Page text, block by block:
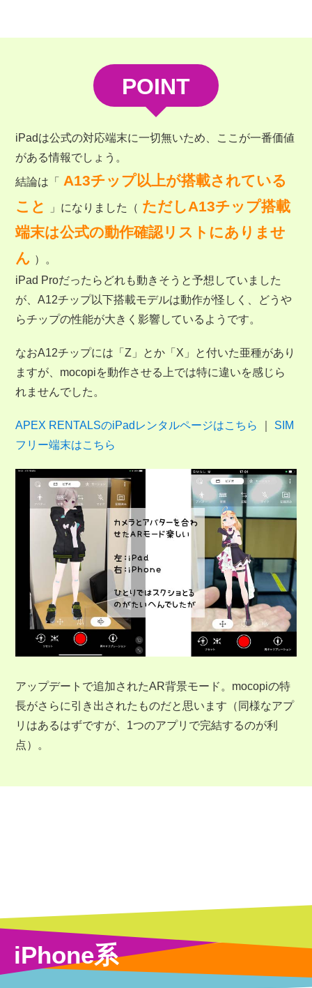
POINT
iPadは公式の対応端末に一切無いため、ここが一番価値
がある情報でしょう。
結論は「
A13チップ以上が搭載されている
こと
」になりました（ ただしA13チップ搭載
端末は公式の動作確認リストにありませ
ん ）。
iPad Proだったらどれも動きそうと予想していました
が、A12チップ以下搭載モデルは動作が怪しく、どうや
らチップの性能が大きく影響しているようです。
なおA12チップには「Z」とか「X」と付いた亜種があり
ますが、mocopiを動作させる上では特に違いを感じら
れませんでした。
APEX RENTALSのiPadレンタルページはこちら
SIM
フリー端末はこちら
アップデートで追加されたAR背景モード。mocopiの特
長がさらに引き出されたものだと思います（同様なアプ
リはあるはずですが、1つのアプリで完結するのが利
点）。
iPhone系